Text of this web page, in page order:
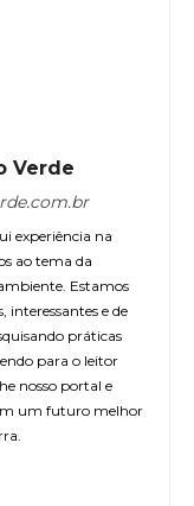
Verde
experiência na
ao tema da
Estamos
interessantes e de
práticas
para o leitor
nosso portal e
um futuro melhor